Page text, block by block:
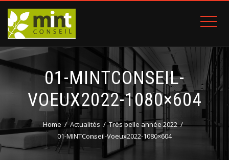
01-MINTCONSEIL-
VOEUX2022-1080×604
Home Actualités
Très belle année 2022
01-MINTConseil-Voeux2022-1080×604